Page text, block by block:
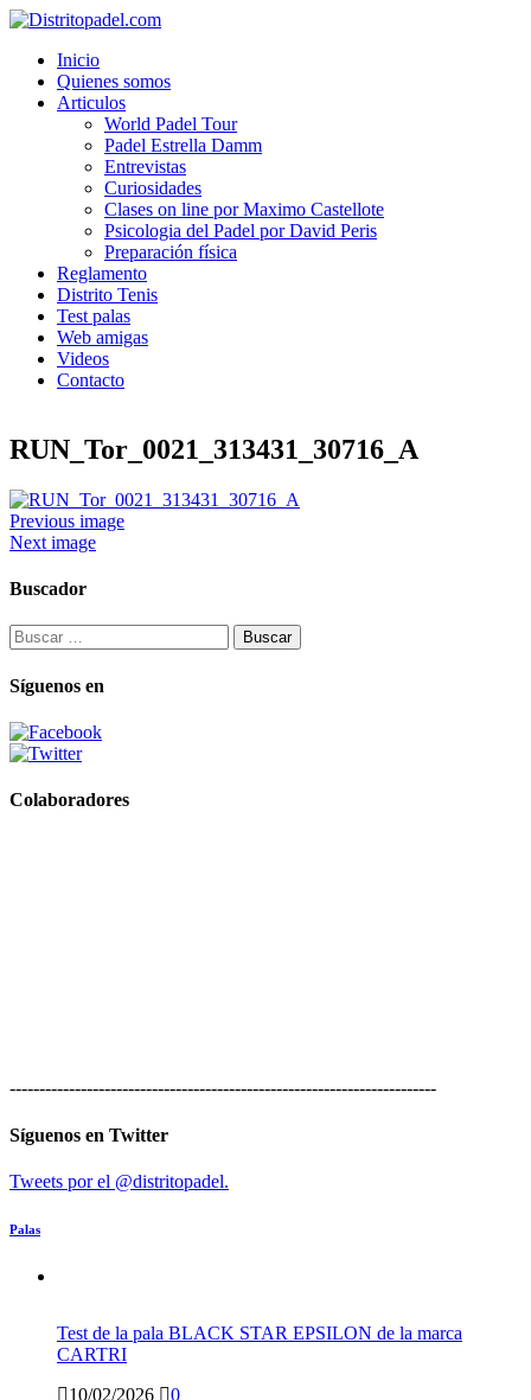
Inicio
Quienes somos
Articulos
World Padel Tour
Padel Estrella Damm
Entrevistas
Curiosidades
Clases on line por Maximo Castellote
Psicologia del Padel por David Peris
Preparación física
Reglamento
Distrito Tenis
Test palas
Web amigas
Videos
Contacto
RUN_Tor_0021_313431_30716_A
Previous image
Next image
Buscador
Buscar:
Síguenos en
Colaboradores
------------------------------------------------------------------------
Síguenos en Twitter
Tweets por el @distritopadel.
Palas
Test de la pala BLACK STAR EPSILON de la marca
CARTRI
10/02/2026
0